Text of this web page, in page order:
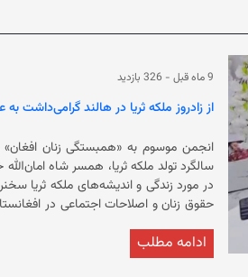
9 ماه قبل - 326 بازدید
از زادروز ملکه ثریا در هالند گرامی‌داشت
ادامه مطلب